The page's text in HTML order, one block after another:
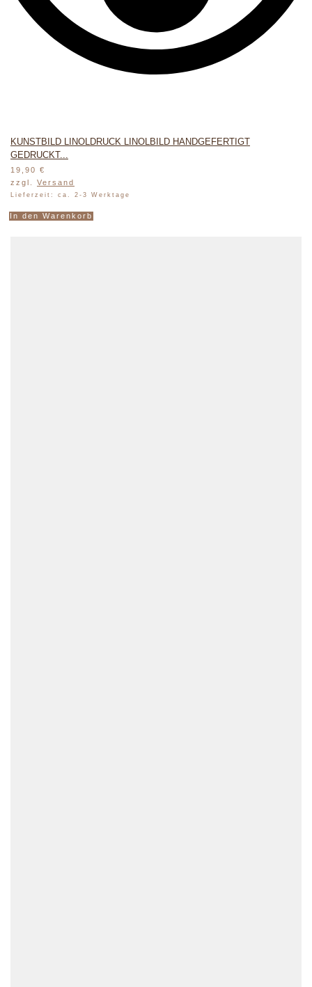
KUNSTBILD LINOLDRUCK LINOLBILD HANDGEFERTIGT
GEDRUCKT...
19,90 €
zzgl. Versand
Lieferzeit: ca. 2-3 Werktage
In den Warenkorb